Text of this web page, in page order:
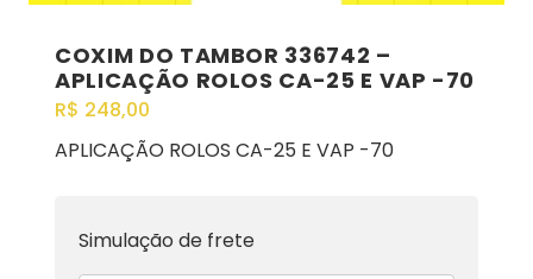
COXIM DO TAMBOR 336742 –
APLICAÇÃO ROLOS CA-25 E VAP -70
R$ 248,00
APLICAÇÃO ROLOS CA-25 E VAP -70
Simulação de frete